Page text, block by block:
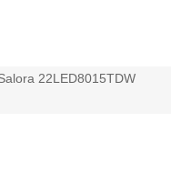
22LED8015TDW